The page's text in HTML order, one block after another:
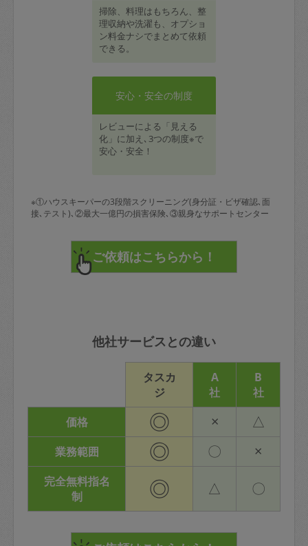
掃除、料理はもちろん、整
理収納や洗濯も、オプショ
ン料金ナシでまとめて依頼
できる。
安心・安全の制度
レビューによる「見える
化」に加え､3つの制度※で
安心・安全！
※①ハウスキーパーの3段階スクリーニング(身分証・ビザ確認､面
接､テスト)､②最大一億円の損害保険､③親身なサポートセンター
他社サービスとの違い
タスカ
ジ
A
社
B
社
価格
◎ × △
業務範囲 ◎ 〇 ×
完全無料指名
制
◎ △ 〇